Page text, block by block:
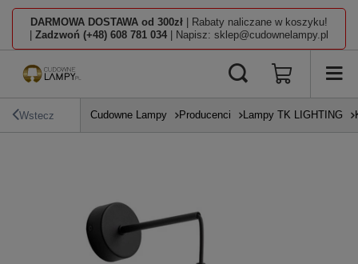
DARMOWA DOSTAWA od 300zł | Rabaty naliczane w koszyku!
Zadzwoń (+48) 608 781 034 | Napisz: sklep@cudownelampy.pl
Wstecz Cudowne Lampy Producenci Lampy TK LIGHTING